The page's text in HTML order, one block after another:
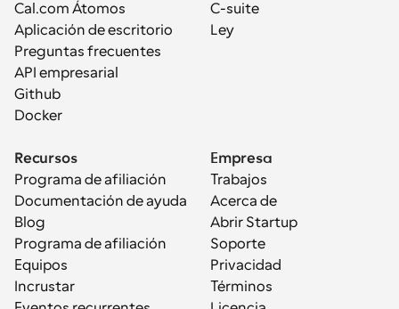
Cal.com Átomos
Aplicación de escritorio
Preguntas frecuentes
API empresarial
Github
Docker
C-suite
Ley
Recursos
Programa de afiliación
Documentación de ayuda
Blog
Programa de afiliación
Equipos
Incrustar
Empresa
Trabajos
Acerca de
Abrir Startup
Soporte
Privacidad
Términos